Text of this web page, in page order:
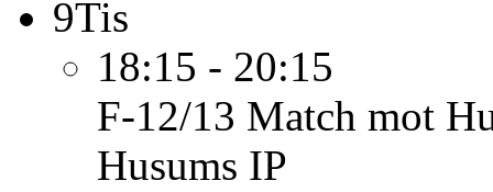
9Tis
18:15 - 20:15
F-12/13 Match mot
Husums IP